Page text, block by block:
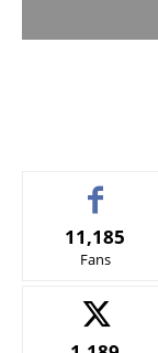
11,185
Fans